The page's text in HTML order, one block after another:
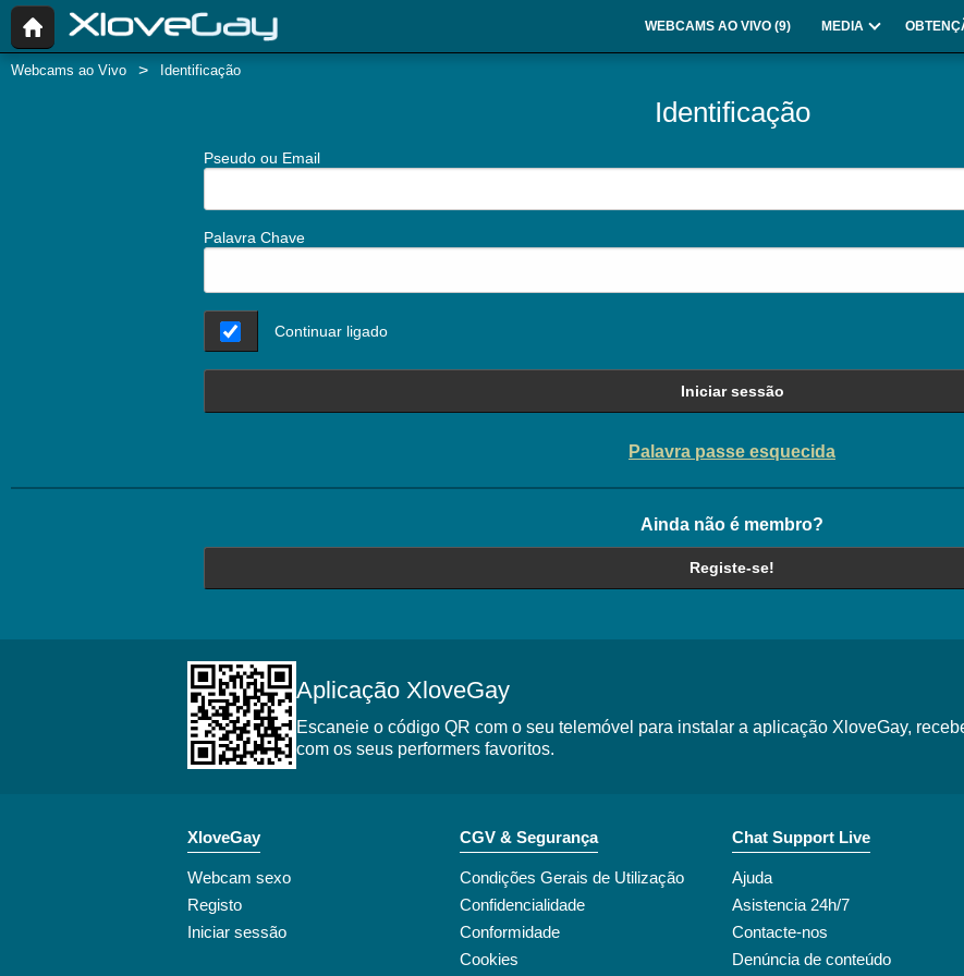
WEBCAMS AO VIVO (9) MEDIA
Webcams ao Vivo Identificação
Identificação
Pseudo ou Email
Palavra Chave
Continuar ligado
Iniciar sessão
Palavra passe esquecida
Ainda não é membro?
Registe-se!
Aplicação XloveGay
Escaneie o código QR com o seu telemóvel para instalar a aplicação XloveGay,
com os seus performers favoritos.
XloveGay
Webcam sexo
Registo
Iniciar sessão
CGV & Segurança
Condições Gerais de Utilização
Confidencialidade
Conformidade
Cookies
Chat Support Live
Ajuda
Asistencia 24h/7
Contacte-nos
Denúncia de conteúdo